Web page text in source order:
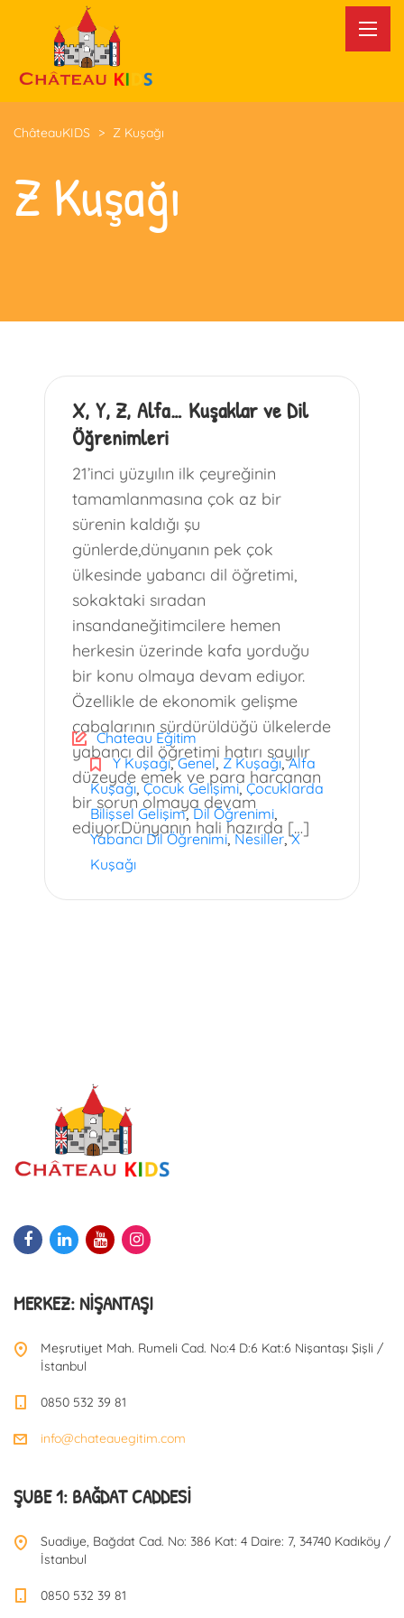
ChâteauKIDS > Z Kuşağı
Z Kuşağı
X, Y, Z, Alfa… Kuşaklar ve Dil
Öğrenimleri
21’inci yüzyılın ilk çeyreğinin
tamamlanmasına çok az bir
sürenin kaldığı şu
günlerde,dünyanın pek çok
ülkesinde yabancı dil öğretimi,
sokaktaki sıradan
insandaneğitimcilere hemen
herkesin üzerinde kafa yorduğu
bir konu olmaya devam ediyor.
Özellikle de ekonomik gelişme
çabalarının sürdürüldüğü ülkelerde
yabancı dil öğretimi hatırı sayılır
düzeyde emek ve para harcanan
bir sorun olmaya devam
ediyor.Dünyanın hali hazırda […]
Chateau Eğitim
Y Kuşağı,Genel, Z Kuşağı,Alfa
Kuşağı,Çocuk Gelişimi,Çocuklarda
Bilişsel Gelişim,Dil Öğrenimi,
Yabancı Dil Öğrenimi,Nesiller,X
Kuşağı
MERKEZ: NIŞANTAŞI
Meşrutiyet Mah. Rumeli Cad. No:4 D:6 Kat:6 Nişantaşı Şişli /
İstanbul
0850 532 39 81
info@chateauegitim.com
ŞUBE 1: BAĞDAT CADDESI
Suadiye, Bağdat Cad. No: 386 Kat: 4 Daire: 7, 34740 Kadıköy /
İstanbul
0850 532 39 81